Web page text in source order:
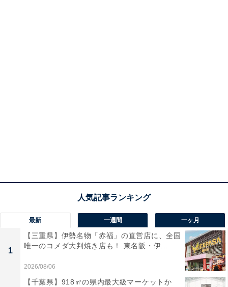
最新 一週間 一ヶ月
1
【三重県】伊勢名物「赤福」の直営店に、全国
唯一のコメダ大判焼き店も！ 東名阪・伊...
2026/08/06
【千葉県】918㎡の県内最大級マーケットか